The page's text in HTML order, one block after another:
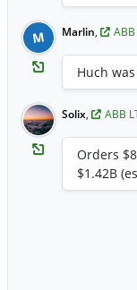
M Marlin,
Huch
Solix, ABB
Orders
$1.42B